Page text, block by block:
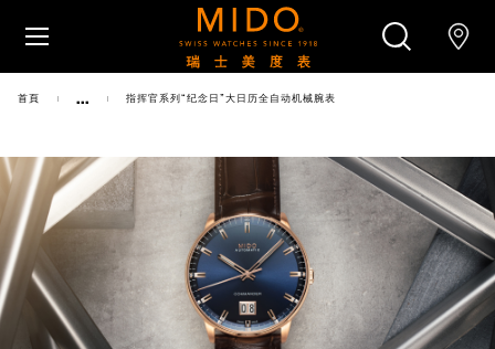
美度腕表世界
零售店位置
客户服务
搜索
首頁 ... 指挥官系列“纪念日”大日历全自动机械腕表